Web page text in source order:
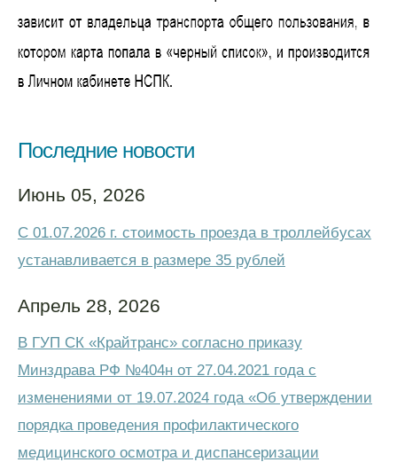
Последние новости
Июнь 05, 2026
С 01.07.2026 г. стоимость проезда в троллейбусах
устанавливается в размере 35 рублей
Апрель 28, 2026
В ГУП СК «Крайтранс» согласно приказу
Минздрава РФ №404н от 27.04.2021 года с
изменениями от 19.07.2024 года «Об утверждении
порядка проведения профилактического
медицинского осмотра и диспансеризации